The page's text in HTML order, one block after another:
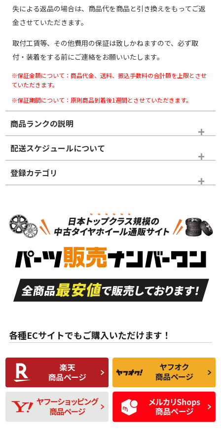
失による返品の場合は、商品代を商品と引き換えをもってご返
金させていただきます。
取付工賃等、その他費用の保証は致しかねますので、必ず取
付・装着をする前にご連絡をお願いいたします。
※保証金額について：商品代金、送料、振込手数料の合計額を上限とさせ
ていただきます。
※保証期間について：原則商品到着後1週間とさせていただきます。
商品ランクの説明
※商品ランクは出品者の主観により判断しておりますので、あら
かじめご了承ください。
ホイールランク
S
品）
S
新車外し品（新古
付き
A
走行距離も少なく、
目立つ傷もほとんど
ない中古品
A
走行距離も少なく、
非常に状態の良い中
古品
な中古品
んどない中古品
C
比較的きれいな中古
品
C
られるが、使用に問
題のない中古品
D
使用感や目立つ傷が
あり、一般的な中古
品
D
残り溝も少なく、偏
磨耗がみられ、短期
間使用できるくらい
の中古品
配送スケジュールについて
登録カテゴリ
スタッドレスタイヤホイールセット
各種ECサイトでもご購入いただけます！